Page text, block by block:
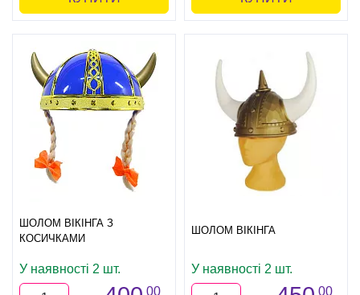
ШОЛОМ ВІКІНГА З
КОСИЧКАМИ
У наявності 2 шт.
00
ШОЛОМ ВІКІНГА
У наявності 2 шт.
00